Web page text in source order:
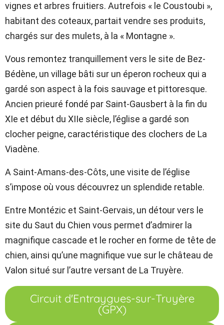
vignes et arbres fruitiers. Autrefois « le Coustoubi »,
habitant des coteaux, partait vendre ses produits,
chargés sur des mulets, à la « Montagne ».
Vous remontez tranquillement vers le site de Bez-
Bédène, un village bâti sur un éperon rocheux qui a
gardé son aspect à la fois sauvage et pittoresque.
Ancien prieuré fondé par Saint-Gausbert à la fin du
XIe et début du XIIe siècle, l’église a gardé son
clocher peigne, caractéristique des clochers de La
Viadène.
A Saint-Amans-des-Côts, une visite de l’église
s’impose où vous découvrez un splendide retable.
Entre Montézic et Saint-Gervais, un détour vers le
site du Saut du Chien vous permet d’admirer la
magnifique cascade et le rocher en forme de tête de
chien, ainsi qu’une magnifique vue sur le château de
Valon situé sur l’autre versant de La Truyère.
Circuit d'Entraygues-sur-Truyère
(GPX)